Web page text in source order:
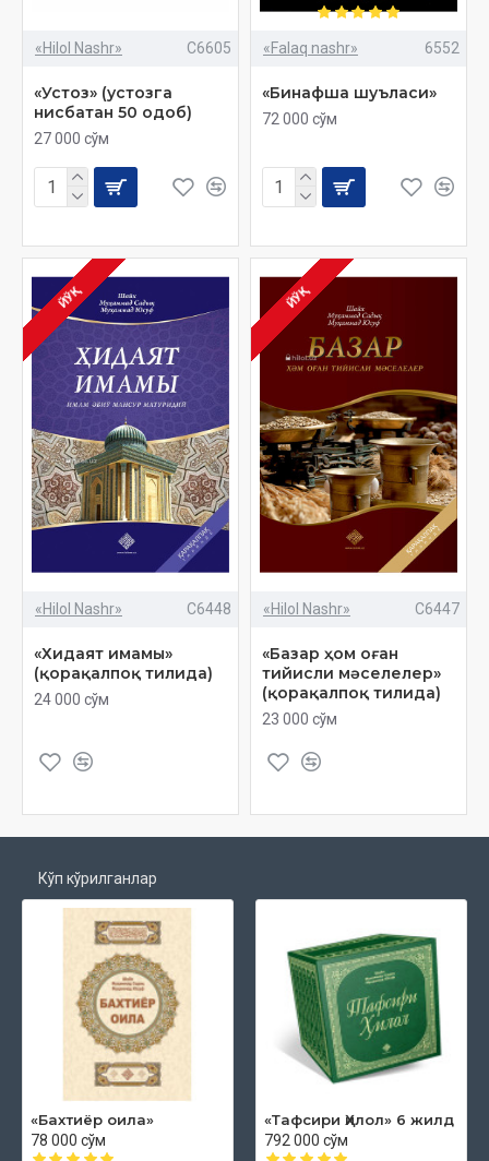
«Hilol Nashr» C6605
«Устоз» (устозга
нисбатан 50 одоб)
27 000 сўм
«Falaq nashr» 6552
«Бинафша шуъласи»
72 000 сўм
ЙЎҚ
«Hilol Nashr» C6448
«Хидаят имамы»
(қорақалпоқ тилида)
24 000 сўм
ЙЎҚ
«Hilol Nashr» C6447
«Базар ҳом оған
тийисли мәселелер»
(қорақалпоқ тилида)
23 000 сўм
Кўп кўрилганлар
«Бахтиёр оила»
78 000 сўм
«Тафсири Ҳилол» 6 жилд
792 000 сўм